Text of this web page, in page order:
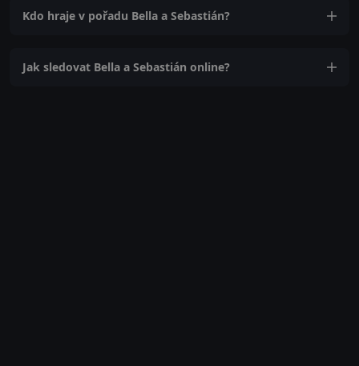
Kdo hraje v pořadu Bella a Sebastián?
Jak sledovat Bella a Sebastián online?